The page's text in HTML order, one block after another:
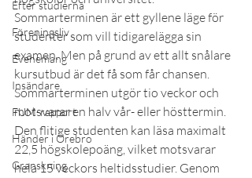
Efter studierna
Föreningsliv
Evenemang
Insändare
FUM-rapport
Händer i Örebro
Granskning
Sommarterminen är ett gyllene läge för
studenter som vill tidigarelägga sin
examen. Men på grund av ett allt snålare
kursutbud är det få som får chansen.
Sommarterminen utgör tio veckor och
motsvarar en halv vår- eller hösttermin.
Den flitige studenten kan läsa maximalt
22,5 högskolepoäng, vilket motsvarar
hela 15 veckors heltidsstudier. Genom